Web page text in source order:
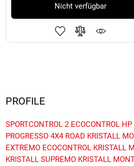
Nicht verfügbar
PROFILE
SPORTCONTROL 2 ECOCONTROL HP
PROGRESSO 4X4 ROAD KRISTALL
EXTREMO ECOCONTROL KRISTALL
KRISTALL SUPREMO KRISTALL